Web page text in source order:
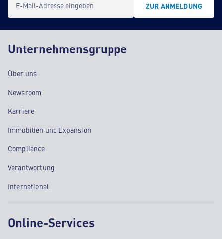
E-Mail-Adresse eingeben ZUR ANMELDUNG
Unternehmensgruppe
Über uns
Newsroom
Karriere
Immobilien und Expansion
Compliance
Verantwortung
International
Online-Services